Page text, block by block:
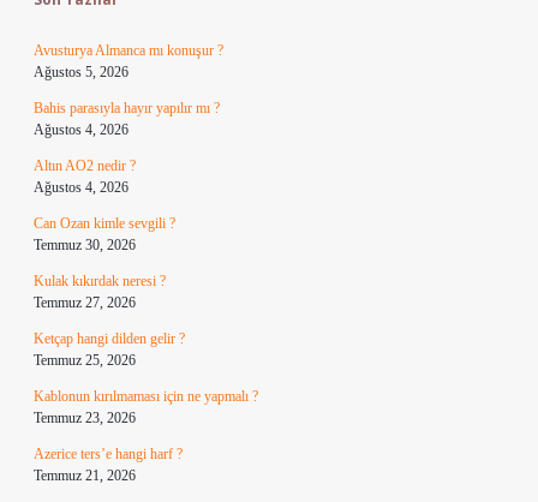
Avusturya Almanca mı konuşur ?
Ağustos 5, 2026
Bahis parasıyla hayır yapılır mı ?
Ağustos 4, 2026
Altın AO2 nedir ?
Ağustos 4, 2026
Can Ozan kimle sevgili ?
Temmuz 30, 2026
Kulak kıkırdak neresi ?
Temmuz 27, 2026
Ketçap hangi dilden gelir ?
Temmuz 25, 2026
Kablonun kırılmaması için ne yapmalı ?
Temmuz 23, 2026
Azerice ters’e hangi harf ?
Temmuz 21, 2026